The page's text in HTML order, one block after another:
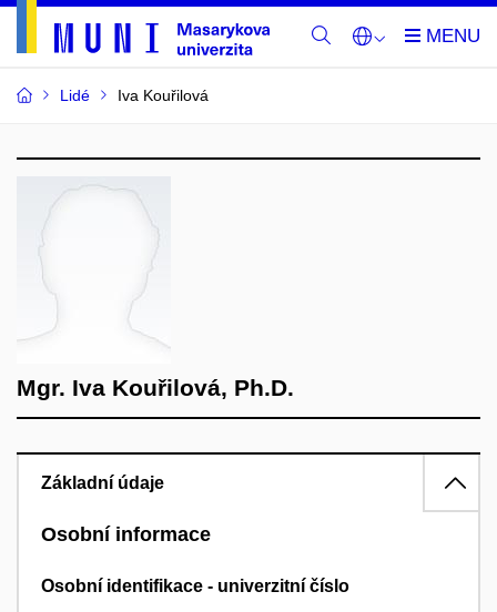
Lidé Iva Kouřilová
Mgr. Iva Kouřilová, Ph.D.
Základní údaje
Osobní informace
Osobní identifikace - univerzitní číslo